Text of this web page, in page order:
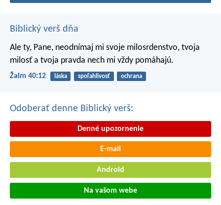
Biblický verš dňa
Ale ty, Pane, neodnímaj mi svoje milosrdenstvo, tvoja
milosť a tvoja pravda nech mi vždy pomáhajú.
Žalm 40:12 láska spoľahlivosť ochrana
Odoberať denne Biblický verš:
Denné upozornenie
E-mail
Android
Na vašom webe